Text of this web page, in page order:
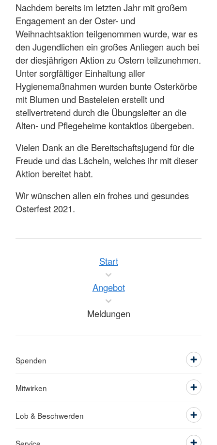
Nachdem bereits im letzten Jahr mit großem
Engagement an der Oster- und
Weihnachtsaktion teilgenommen wurde, war es
den Jugendlichen ein großes Anliegen auch bei
der diesjährigen Aktion zu Ostern teilzunehmen.
Unter sorgfältiger Einhaltung aller
Hygienemaßnahmen wurden bunte Osterkörbe
mit Blumen und Basteleien erstellt und
stellvertretend durch die Übungsleiter an die
Alten- und Pflegeheime kontaktlos übergeben.
Vielen Dank an die Bereitschaftsjugend für die
Freude und das Lächeln, welches ihr mit dieser
Aktion bereitet habt.
Wir wünschen allen ein frohes und gesundes
Osterfest 2021.
Start
Angebot
Meldungen
Spenden
Mitwirken
Lob & Beschwerden